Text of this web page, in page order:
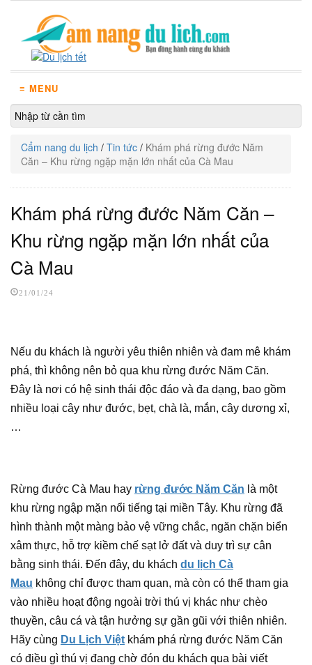
≡ MENU
Cẩm nang du lịch / Tin tức / Khám phá rừng đước Năm
Căn – Khu rừng ngặp mặn lớn nhất của Cà Mau
Khám phá rừng đước Năm Căn –
Khu rừng ngặp mặn lớn nhất của
Cà Mau
21/01/24
Nếu du khách là người yêu thiên nhiên và đam mê khám
phá, thì không nên bỏ qua khu rừng đước Năm Căn.
Đây là nơi có hệ sinh thái độc đáo và đa dạng, bao gồm
nhiều loại cây như đước, bẹt, chà là, mắn, cây dương xỉ,
…
Rừng đước Cà Mau hay rừng đước Năm Căn là một
khu rừng ngập mặn nổi tiếng tại miền Tây. Khu rừng đã
hình thành một màng bảo vệ vững chắc, ngăn chặn biển
xâm thực, hỗ trợ kiềm chế sạt lở đất và duy trì sự cân
bằng sinh thái. Đến đây, du khách du lịch Cà
Mau không chỉ được tham quan, mà còn có thể tham gia
vào nhiều hoạt động ngoài trời thú vị khác như chèo
thuyền, câu cá và tận hưởng sự gần gũi với thiên nhiên.
Hãy cùng Du Lịch Việt khám phá rừng đước Năm Căn
có điều gì thú vị đang chờ đón du khách qua bài viết